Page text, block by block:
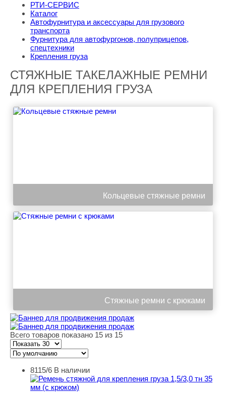
РТИ-СЕРВИС
Каталог
Автофурнитура и аксессуары для грузового
транспорта
Фурнитура для автофургонов, полуприцепов,
спецтехники
Крепления груза
СТЯЖНЫЕ ТАКЕЛАЖНЫЕ РЕМНИ
ДЛЯ КРЕПЛЕНИЯ ГРУЗА
Кольцевые стяжные ремни
Стяжные ремни с крюками
Всего товаров показано 15 из 15
Ремень стяжной для крепления груза 1,5/3,0 тн 35 мм
8115/6 В наличии